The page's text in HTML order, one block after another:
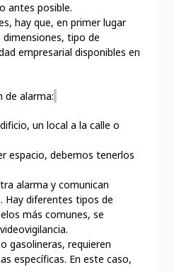
antes posible.
hay que, en primer lugar
tipo de
empresarial disponibles en
de alarma:
un local a la calle o
espacio, debemos tenerlos
alarma y comunican
diferentes tipos de
más comunes, se
gasolineras, requieren
específicas. En este caso,